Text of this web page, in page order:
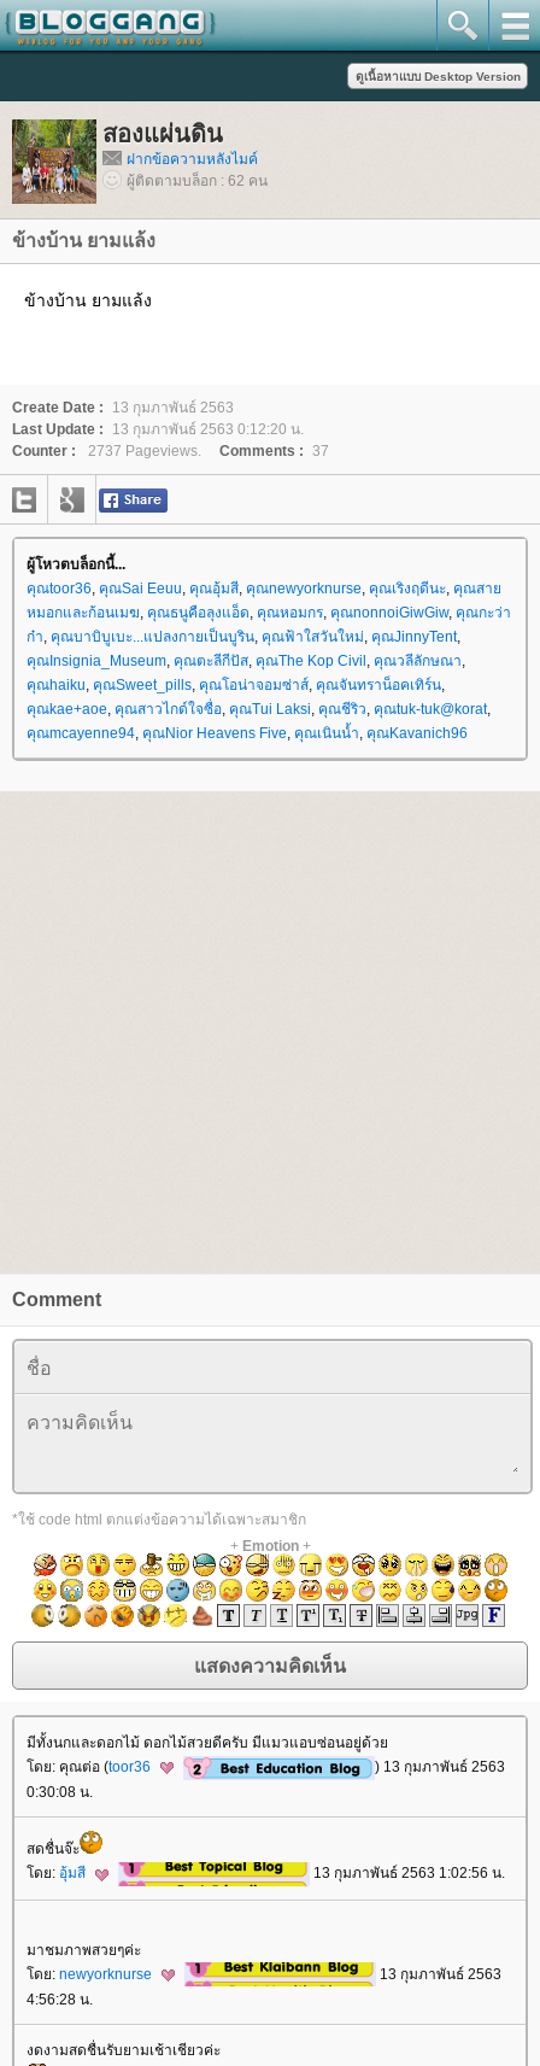
สองแผ่นดิน
ฝากข้อความหลังไมค์
ผู้ติดตามบล็อก : 62 คน
ข้างบ้าน ยามแล้ง
ข้างบ้าน ยามแล้ง
Create Date :
13 กุมภาพันธ์ 2563
Last Update :
13 กุมภาพันธ์ 2563 0:12:20 น.
Counter :
2737 Pageviews. Comments : 37
ผู้โหวตบล็อกนี้...
คุณtoor36, คุณSai Eeuu, คุณอุ้มสี, คุณnewyorknurse, คุณเริงฤดีนะ, คุณสา
หมอกและก้อนเมฆ, คุณธนูคือลุงแอ็ด, คุณหอมกร, คุณnonnoiGiwGiw, คุณกะว่า
ก๋า, คุณบาบิบูเบะ...แปลงกายเป็นบูริน, คุณฟ้าใสวันใหม่, คุณJinnyTent,
คุณInsignia_Museum, คุณตะลีกีปัส, คุณThe Kop Civil , คุณวลีลักษณา,
คุณhaiku, คุณSweet_pills, คุณโอน่าจอมซ่าส์, คุณจันทราน็อคเทิร์น,
คุณkae+aoe, คุณสาวไกด์ใจซื่อ, คุณTui Laksi, คุณชีริว, คุณtuk-tuk@korat,
คุณmcayenne94, คุณNior Heavens Five, คุณเนินน้ำ, คุณKavanich96
Comment
*ใช้ code html ตกแต่งข้อความได้เฉพาะสมาชิก
+ Emotion+
มีทั้งนกและดอกไม้ ดอกไม้สวยดีครับ มีแมวแอบซ่อนอยู่ด้ว
ดย: คุณต่อ (toor36
) 13 กุมภาพันธ์ 2563
0:30:08 น.
สดชื่นจ๊ะ
ดย: อุ้มสี 13 กุมภาพันธ์ 2563 1:02:56 น.
มาชมภาพสวยๆค่ะ
ดย: newyorknurse
13 กุมภาพันธ์ 2563
4:56:28 น.
งดงามสดชื่นรับยามเช้าเชียวค่ะ